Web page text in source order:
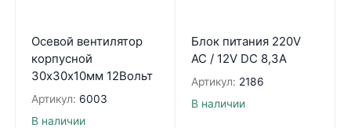
Осевой вентилятор
корпусной
30х30х10мм 12Вольт
Артикул: 6003
В наличии
Блок питания 220V
AC / 12V DC 8,3А
Артикул: 2186
В наличии